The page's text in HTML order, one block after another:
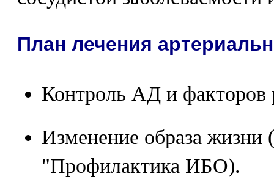
План лечения
Контроль АД и факторов
Изменение образа жизни
"Профилактика ИБО).